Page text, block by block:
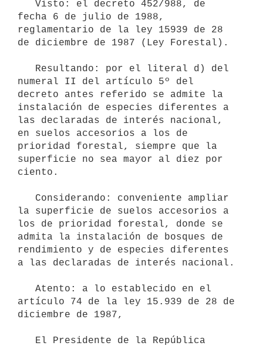
fecha 6 de julio de 1988,
reglamentario de la ley 15939 de 28
de diciembre de 1987 (Ley Forestal).
numeral II del artículo 5º del
decreto antes referido se admite la
instalación de especies diferentes a
las declaradas de interés nacional,
en suelos accesorios a los de
prioridad forestal, siempre que la
superficie no sea mayor al diez por
ciento.
la superficie de suelos accesorios a
los de prioridad forestal, donde se
admita la instalación de bosques de
rendimiento y de especies diferentes
a las declaradas de interés nacional.
artículo 74 de la ley 15.939 de 28 de
diciembre de 1987,